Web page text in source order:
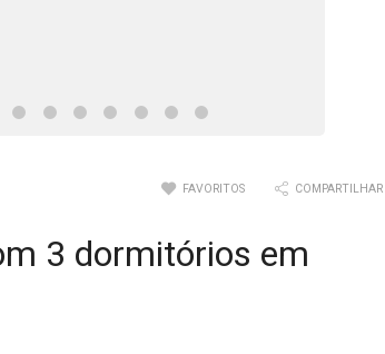
FAVORITOS COMPARTILHAR
3 dormitórios em